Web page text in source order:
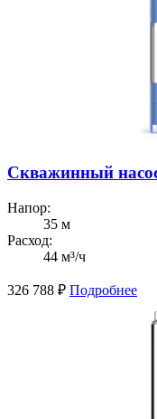
Скважинный
Напор:
35 м
Расход:
44 м³/ч
326 788 ₽ Подробнее